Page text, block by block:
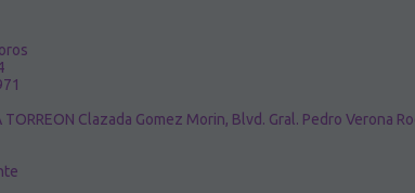
TORREON Clazada Gomez Morin, Blvd. Gral. Pedro Verona